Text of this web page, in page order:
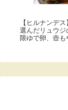
【ヒルナンデ
選んだリュウ
限ゆで卵、壺